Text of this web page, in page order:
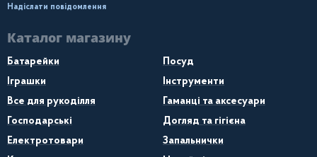
Надіслати повідомлення
Каталог магазину
Батарейки
Посуд
Іграшки
Інструменти
Все для рукоділля
Гаманці та аксесуари
Господарські
Догляд та гігієна
Електротовари
Запальнички